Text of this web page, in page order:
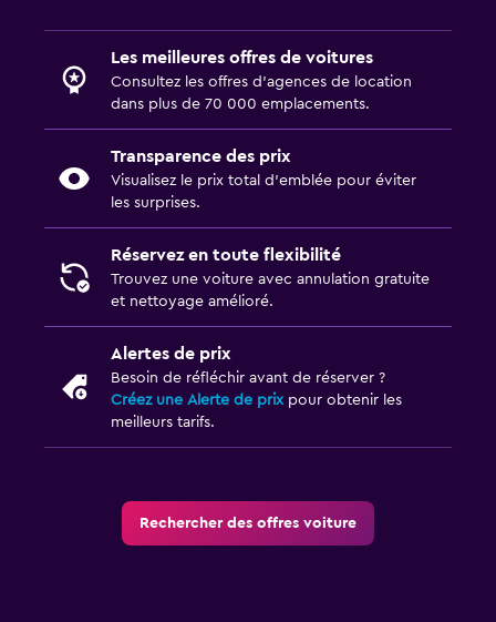
Les meilleures offres de voitures
Consultez les offres d’agences de location
dans plus de 70 000 emplacements.
Transparence des prix
Visualisez le prix total d’emblée pour éviter
les surprises.
Réservez en toute flexibilité
Trouvez une voiture avec annulation gratuite
et nettoyage amélioré.
Alertes de prix
Besoin de réfléchir avant de réserver ?
Créez une Alerte de prixpour obtenir les
meilleurs tarifs.
Rechercher des offres voiture